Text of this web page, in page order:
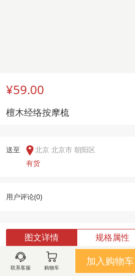
¥59.00
檀木经络按摩梳
送至
北京 北京市 朝阳区
有货
用户评论(0)
图文详情 规格属性
联系客服 购物车
加入购物车